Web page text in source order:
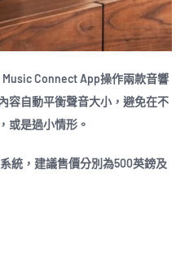
Connect App操作兩款音響
容自動平衡聲音大小，避免在不
或是過小情形。
統，建議售價分別為500英鎊及